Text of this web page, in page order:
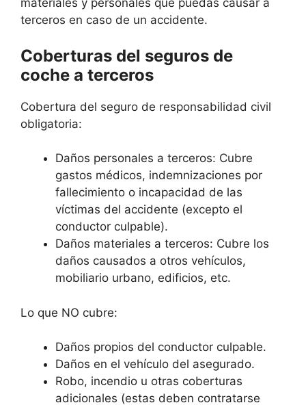
materiales y personales que puedas causar a
terceros en caso de un accidente.
Coberturas del seguros de
coche a terceros
Cobertura del seguro de responsabilidad civil
obligatoria:
Daños personales a terceros: Cubre
gastos médicos, indemnizaciones por
fallecimiento o incapacidad de las
víctimas del accidente (excepto el
conductor culpable).
Daños materiales a terceros: Cubre los
daños causados a otros vehículos,
mobiliario urbano, edificios, etc.
Lo que NO cubre:
Daños propios del conductor culpable.
Daños en el vehículo del asegurado.
Robo, incendio u otras coberturas
adicionales (estas deben contratarse